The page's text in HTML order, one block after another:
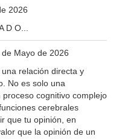
2026
D O...
Mayo de 2026
relación directa y
No es solo una
cognitivo complejo
cerebrales
que tu opinión, en
que la opinión de un